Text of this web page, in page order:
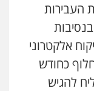
העבירות
אלקטרוני
כחודש
להגיש